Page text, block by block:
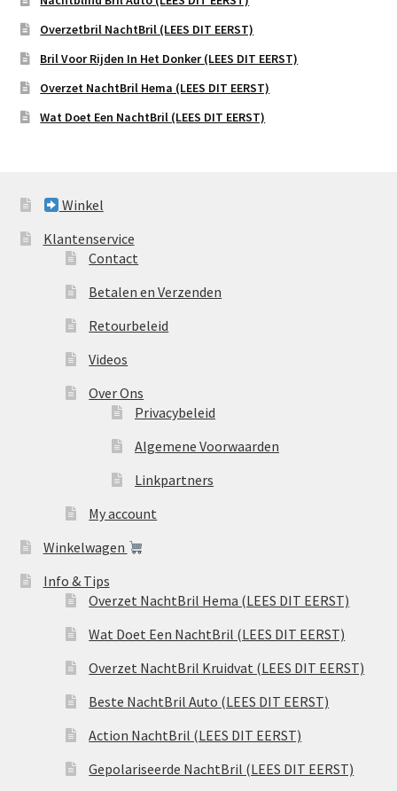
Overzetbril NachtBril (LEES DIT EERST)
Bril Voor Rijden In Het Donker (LEES DIT EERST)
Overzet NachtBril Hema (LEES DIT EERST)
Wat Doet Een NachtBril (LEES DIT EERST)
Winkel
Klantenservice
Contact
Betalen en Verzenden
Retourbeleid
Videos
Over Ons
Privacybeleid
Algemene Voorwaarden
Linkpartners
My account
Winkelwagen
Info & Tips
Overzet NachtBril Hema (LEES DIT EERST)
Wat Doet Een NachtBril (LEES DIT EERST)
Overzet NachtBril Kruidvat (LEES DIT EERST)
Beste NachtBril Auto (LEES DIT EERST)
Action NachtBril (LEES DIT EERST)
Gepolariseerde NachtBril (LEES DIT EERST)